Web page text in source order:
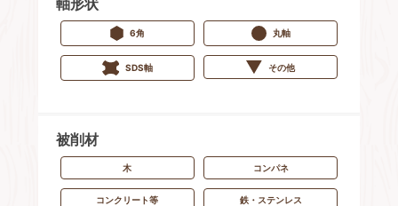
6角 丸軸
SDS軸 その他
被削材
木 コンパネ
コンクリート等 鉄・ステンレス